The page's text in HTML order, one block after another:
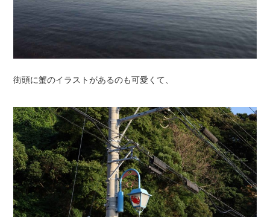
街頭に蟹のイラストがあるのも可愛くて、